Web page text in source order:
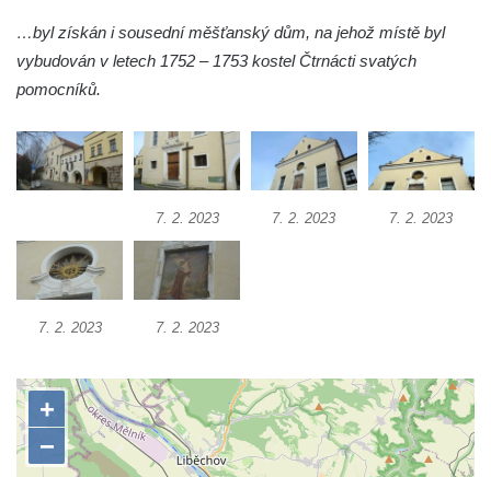
Mildeova kaple pod Ortelem
Kostel Zvěstování Panny Marie v Duchcově
v Duchcově
Evangelický kostel v Duchcově
Kostel svatých Petra a Pavla v Jeníkově
Kaple svaté Anny v Jeníkově
Kaple Panny Marie v Lahošti
Kaple svatého Jana Nepomuckého v
Kostel svatého Mikuláše v Mikulášovicích
Kaple Tří otců v Mikulášovicích
Kaple Matky Boží v Mikulášovicích
…byl získán i sousední měšťanský dům, na jehož místě byl
vybudován v letech 1752 – 1753 kostel Čtrnácti svatých
pomocníků.
7. 2. 2023 7. 2. 2023 7. 2. 2023
7. 2. 2023 7. 2. 2023